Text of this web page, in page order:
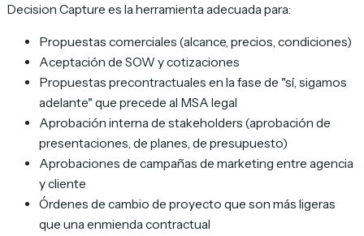
Decision Capture es la herramienta adecuada para:
Propuestas comerciales (alcance, precios, condiciones)
Aceptación de SOW y cotizaciones
Propuestas precontractuales en la fase de "sí, sigamos
adelante" que precede al MSA legal
Aprobación interna de stakeholders (aprobación de
presentaciones, de planes, de presupuesto)
Aprobaciones de campañas de marketing entre agencia
y cliente
Órdenes de cambio de proyecto que son más ligeras
que una enmienda contractual